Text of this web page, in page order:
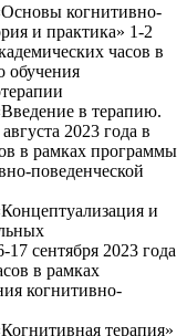
когнитивно-
и практика» 1-2
часов в
обучения
в терапию.
2023 года в
в рамках программы
поведенческой
и
сентября 2023 года
в рамках
когнитивно-
терапия»